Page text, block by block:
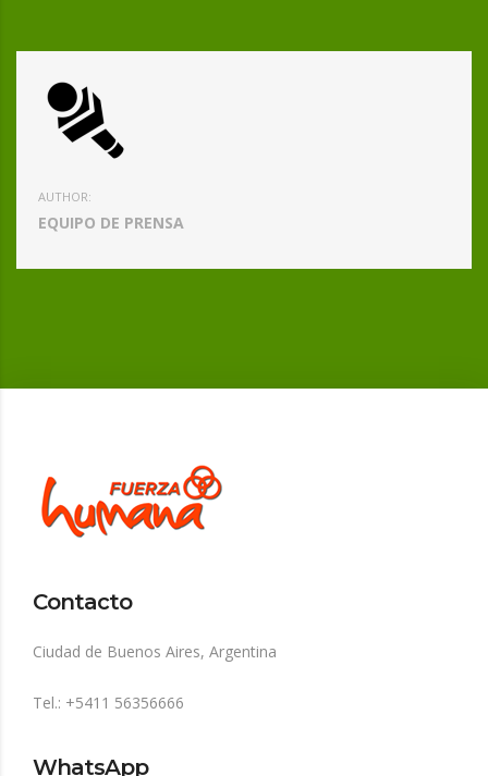
AUTHOR:
EQUIPO DE PRENSA
Contacto
Ciudad de Buenos Aires, Argentina
Tel.: +5411 56356666
WhatsApp